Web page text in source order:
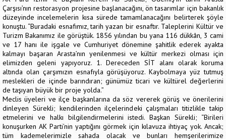
Çarşısı’nın restorasyon projesine başlanacağını, ön tasarımlar için bakanlık
düzeyinde incelemelerin kısa sürede tamamlanacağını belirterek şöyle
konuştu. “Buradaki esnafımız, tarih yazan bir esnaftır. Taleplerini Kültür ve
Turizm Bakanımız ile görüştük. 1856 yılından bu yana 116 dükkân, 3 cami
ve 17 hanı ile işgale ve Cumhuriyet dönemine şahitlik ederek ayakta
kalmayı başaran Arasta’nın yenilenmesi ve kültür merkezi olması için
elimizden geleni yapıyoruz. 1. Dereceden SİT alanı olarak koruma
altında olan çarşımızın esnafıyla görüşüyoruz. Kaybolmaya yüz tutmuş
meslekleri de içinde barındıran; günümüz ticari ve kültürel değerlerini
de taşıyan büyük bir proje yolda.”
Meclis üyeleri ve ilçe başkanlarına da söz vererek görüş ve önerilerini
dinleyen Sürekli; kendilerinden ilçelerindeki çalışmaları titizlikle takip
etmelerini ve halkı bilgilendirmelerini istedi. Başkan Sürekli; “Birileri
konuşurken AK Parti’nin yaptığını görmek için kılavuza ihtiyaç yok. Ancak;
tüm kademelerimizle sahada olacak ve bunları hemşerilerimize